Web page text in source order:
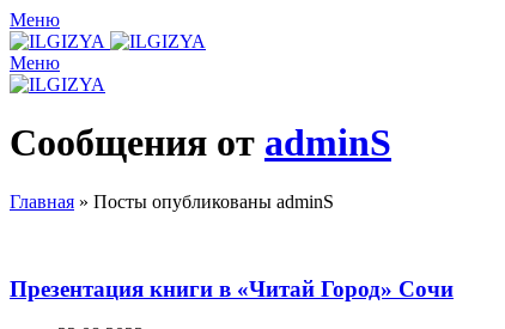
Меню
Меню
Сообщения от adminS
Главная » Посты опубликованы adminS
Презентация книги в «Читай Город» Сочи